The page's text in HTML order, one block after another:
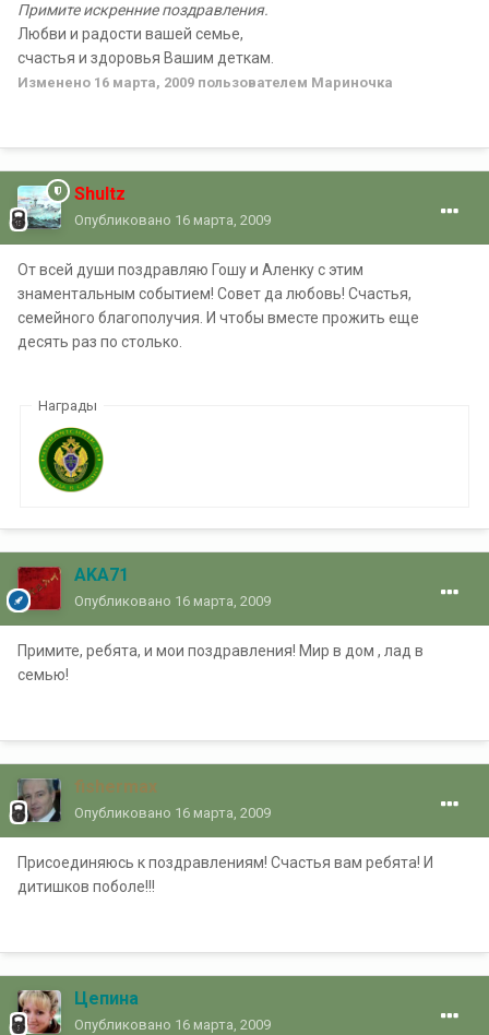
Примите искренние поздравления.
Любви и радости вашей семье,
счастья и здоровья Вашим деткам.
Изменено 16 марта, 2009 пользователем Мариночка
Shultz
Опубликовано 16 марта, 2009
От всей души поздравляю Гошу и Аленку с этим
знаментальным событием! Совет да любовь! Счастья,
семейного благополучия. И чтобы вместе прожить еще
десять раз по столько.
Награды
AKA71
Опубликовано 16 марта, 2009
Примите, ребята, и мои поздравления! Мир в дом , лад в
семью!
fishermax
Опубликовано 16 марта, 2009
Присоединяюсь к поздравлениям! Счастья вам ребята! И
дитишков поболе!!!
Цепина
Опубликовано 16 марта, 2009